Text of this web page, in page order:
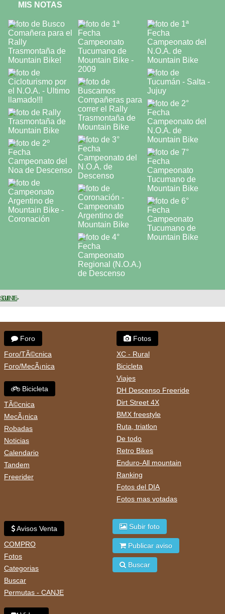
MIS NOTAS
SIGUIENTE >
Foro
Foro/TÃ©cnica
Foro/MecÃ¡nica
Bicicleta
TÃ©cnica
MecÃ¡nica
Robadas
Noticias
Calendario
Tandem
Freerider
Fotos
XC - Rural
Bicicleta
Viajes
DH Descenso Freeride
Dirt Street 4X
BMX freestyle
Ruta, triatlon
De todo
Retro Bikes
Enduro-All mountain
Ranking
Fotos del DIA
Fotos mas votadas
Avisos Venta
COMPRO
Fotos
Categorias
Buscar
Permutas - CANJE
Subir foto
Publicar aviso
Buscar